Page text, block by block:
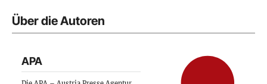
Über die Autoren
APA